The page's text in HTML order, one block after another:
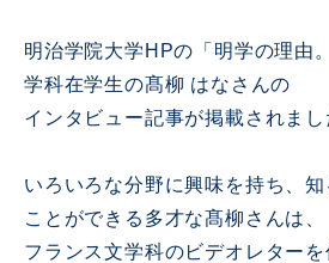
明治学院大学HPの「明学の理由
学科在学生の髙柳 はなさんの
インタビュー記事が掲載されまし
いろいろな分野に興味を持ち、
ことができる多才な髙柳さんは、
フランス文学科のビデオレター